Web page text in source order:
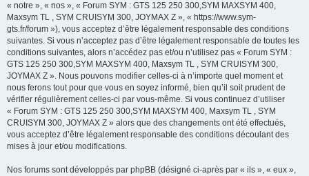
« notre », « nos », « Forum SYM : GTS 125 250 300,SYM MAXSYM 400,
Maxsym TL , SYM CRUISYM 300, JOYMAX Z », « https://www.sym-
gts.fr/forum »), vous acceptez d’être légalement responsable des conditions
suivantes. Si vous n’acceptez pas d’être légalement responsable de toutes les
conditions suivantes, alors n’accédez pas et/ou n’utilisez pas « Forum SYM :
GTS 125 250 300,SYM MAXSYM 400, Maxsym TL , SYM CRUISYM 300,
JOYMAX Z ». Nous pouvons modifier celles-ci à n’importe quel moment et
nous ferons tout pour que vous en soyez informé, bien qu’il soit prudent de
vérifier régulièrement celles-ci par vous-même. Si vous continuez d’utiliser
« Forum SYM : GTS 125 250 300,SYM MAXSYM 400, Maxsym TL , SYM
CRUISYM 300, JOYMAX Z » alors que des changements ont été effectués,
vous acceptez d’être légalement responsable des conditions découlant des
mises à jour et/ou modifications.
Nos forums sont développés par phpBB (désigné ci-après par « ils », « eux »,